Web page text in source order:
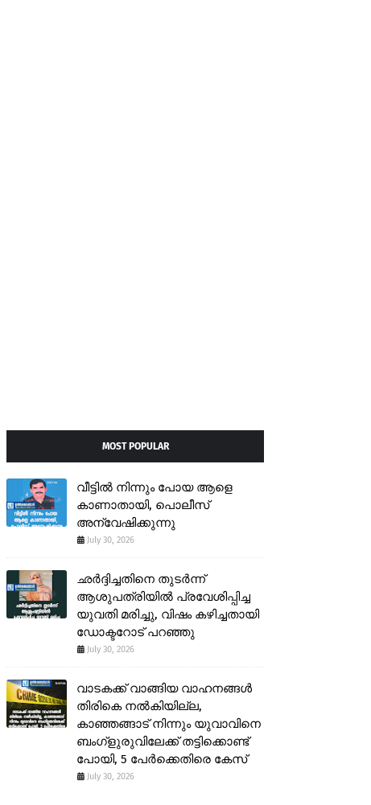
MOST POPULAR
വീട്ടിൽ നിന്നും പോയ ആളെ
കാണാതായി, പൊലീസ്
അന്വേഷിക്കുന്നു
July 30, 2026
ഛർദ്ദിച്ചതിനെ തുടർന്ന്
ആശുപത്രിയിൽ പ്രവേശിപ്പിച്ച
യുവതി മരിച്ചു, വിഷം കഴിച്ചതായി
ഡോക്ടറോട് പറഞ്ഞു
July 30, 2026
വാടകക്ക് വാങ്ങിയ വാഹനങ്ങൾ
തിരികെ നൽകിയില്ല,
കാഞ്ഞങ്ങാട് നിന്നും യുവാവിനെ
ബംഗ്ളുരുവിലേക്ക് തട്ടിക്കൊണ്ട്
പോയി, 5 പേർക്കെതിരെ കേസ്
July 30, 2026